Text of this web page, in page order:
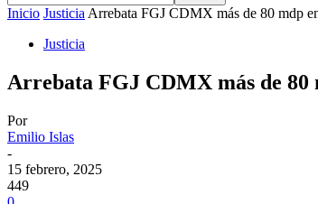
Inicio Justicia Arrebata FGJ CDMX más de 80 mdp
Justicia
Arrebata FGJ CDMX más de 80
Por
Emilio Islas
-
15 febrero, 2025
449